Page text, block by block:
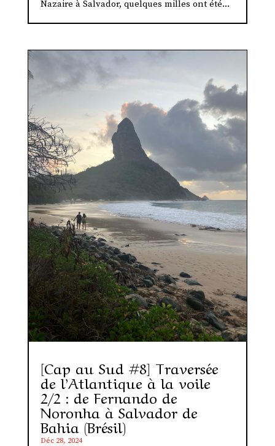
Nazaire à Salvador, quelques milles ont été...
[Cap au Sud #8] Traversée
de l’Atlantique à la voile
2/2 : de Fernando de
Noronha à Salvador de
Bahia (Brésil)
Déc 28, 2024